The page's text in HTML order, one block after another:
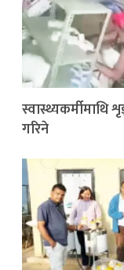
स्वास्थ्यकर्मीमाथि
गरिने